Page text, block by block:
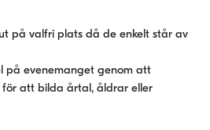
på valfri plats då de enkelt står av
på evenemanget genom att
för att bilda årtal, åldrar eller